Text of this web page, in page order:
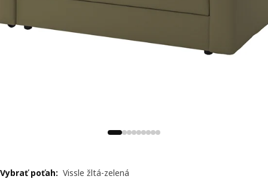
Vybrať poťah: Vissle žltá-zelená